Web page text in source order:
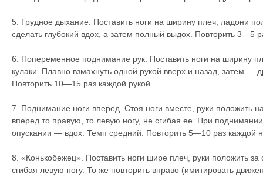
5. Грудное дыхание. Поставить ноги на ширину плеч, ладони
сделать глубокий вдох, а затем полный выдох. Повторить 3—5
6. Попеременное поднимание рук. Поставить ноги на ширину
кулаки. Плавно взмахнуть одной рукой вверх и назад, затем —
Повторить 10—15 раз каждой рукой.
7. Поднимание ноги вперед. Стоя ноги вместе, руки положить
вперед то правую, то левую ногу, не сгибая ее. При
опускании — вдох. Темп средний. Повторить 5—10 раз каждой
8. «Конькобежец». Поставить ноги шире плеч, руки положить за
сгибая левую ногу. То же повторить вправо (имитировать